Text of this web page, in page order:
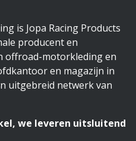
is Jopa Racing Products
producent en
offroad-motorkleding en
en magazijn in
uitgebreid netwerk van
we leveren uitsluitend